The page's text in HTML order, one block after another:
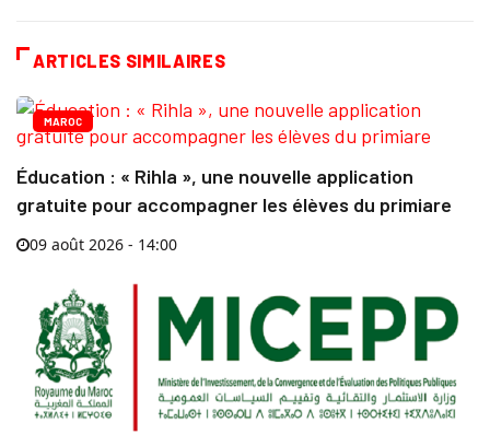
ARTICLES SIMILAIRES
MAROC
Éducation : « Rihla », une nouvelle application
gratuite pour accompagner les élèves du primiare
09 août 2026 - 14:00